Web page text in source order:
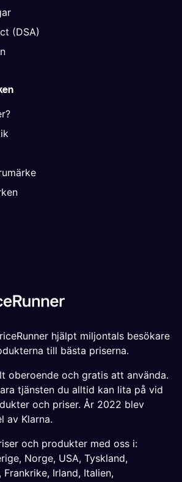
(DSA)
hjälpt miljontals besökare
till bästa priserna.
oberoende och gratis att använda.
tjänsten du alltid kan lita på vid
och priser. År 2022 blev
av Klarna.
och produkter med oss i:
, Norge, USA, Tyskland,
, Frankrike, Irland, Italien,